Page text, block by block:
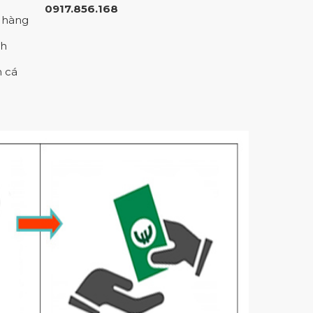
đến bàn tay của
Vậy chúng ta
luôn bề>
tử nào đi qua nữa.
cũng như các chất
mà không cần
dành cho kính đặc
cá
0917.856.168